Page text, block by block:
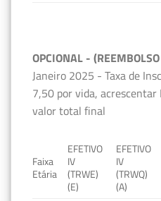
OPCIONAL -
Janeiro 2025 - Taxa de
7,50 por vida, acrescentar
valor total final
Faixa
Etária
EFETIVO
IV
(TRWE)
(E)
EFETIVO
IV
(TRWQ)
(A)